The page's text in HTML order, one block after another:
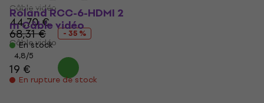
Câble vidéo
44,70 €
68,31 €
- 35 %
En stock
Roland RCC-6-HDMI 2
m Câble vidéo
Câble vidéo
4,8/5
19 €
En rupture de stock